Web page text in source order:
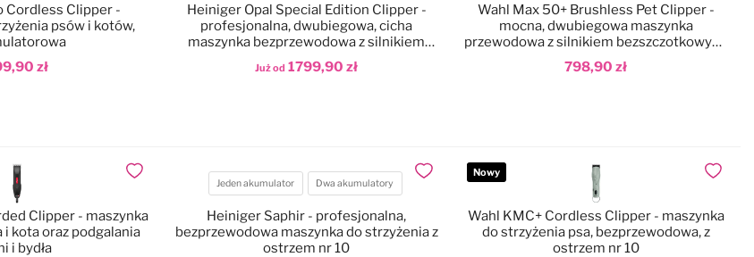
zł
Cordless Clipper -
psów i kotów,
Już od 1799,90 zł
Heiniger Opal Special Edition Clipper -
profesjonalna, dwubiegowa, cicha
maszynka bezprzewodowa z silnikiem
bezszczotkowym i ostrzem nr 10
798,90 zł
Wahl Max 50+ Brushless Pet Clipper -
mocna, dwubiegowa maszynka
przewodowa z silnikiem bezszczotkowym,
ostrzem nr 10 i nasadkami
Clipper - maszynka
i kota oraz podgalania
i bydła
Dodaj do ulubionych
Akumulatory
Jeden akumulator Dwa akumulatory
Heiniger Saphir - profesjonalna,
bezprzewodowa maszynka do strzyżenia z
ostrzem nr 10
Dodaj do ulubionych
Nowy
Wahl KMC+ Cordless Clipper - maszynka
do strzyżenia psa, bezprzewodowa, z
ostrzem nr 10
Dodaj